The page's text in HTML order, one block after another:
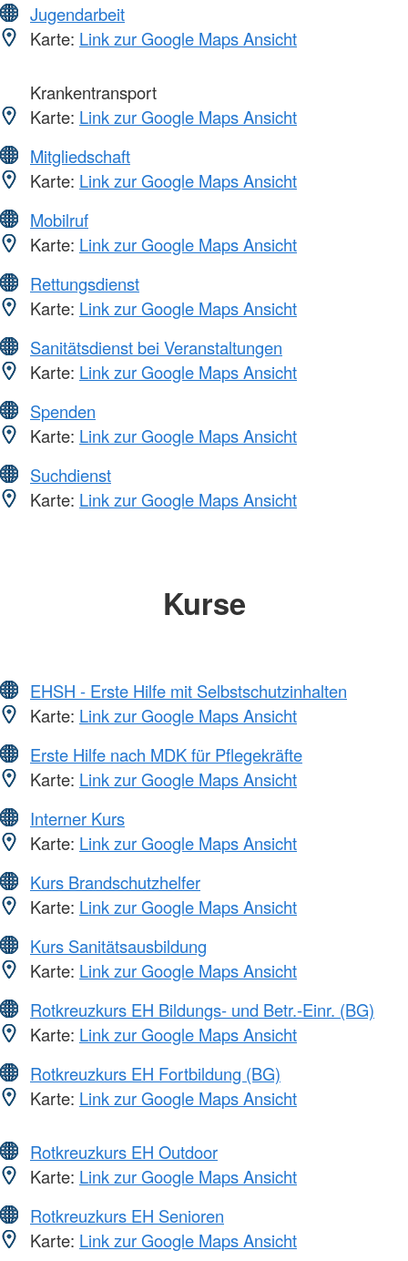
Jugendarbeit
Karte: Link zur Google Maps Ansicht
Krankentransport
Karte: Link zur Google Maps Ansicht
Mitgliedschaft
Karte: Link zur Google Maps Ansicht
Mobilruf
Karte: Link zur Google Maps Ansicht
Rettungsdienst
Karte: Link zur Google Maps Ansicht
Sanitätsdienst bei Veranstaltungen
Karte: Link zur Google Maps Ansicht
Spenden
Karte: Link zur Google Maps Ansicht
Suchdienst
Karte: Link zur Google Maps Ansicht
Kurse
EHSH - Erste Hilfe mit Selbstschutzinhalten
Karte: Link zur Google Maps Ansicht
Erste Hilfe nach MDK für Pflegekräfte
Karte: Link zur Google Maps Ansicht
Interner Kurs
Karte: Link zur Google Maps Ansicht
Kurs Brandschutzhelfer
Karte: Link zur Google Maps Ansicht
Kurs Sanitätsausbildung
Karte: Link zur Google Maps Ansicht
Rotkreuzkurs EH Bildungs- und Betr.-Einr. (BG)
Karte: Link zur Google Maps Ansicht
Rotkreuzkurs EH Fortbildung (BG)
Karte: Link zur Google Maps Ansicht
Rotkreuzkurs EH Outdoor
Karte: Link zur Google Maps Ansicht
Rotkreuzkurs EH Senioren
Karte: Link zur Google Maps Ansicht